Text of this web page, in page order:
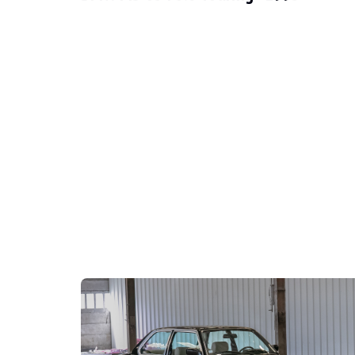
Este BMW M5 Competition 2019 de origen japonés
Exteriormente, el vendedor afirma que el vehículo se